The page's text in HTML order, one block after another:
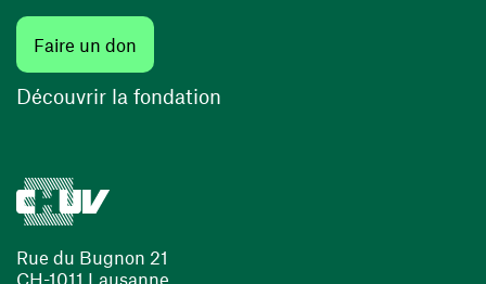
Rue du Bugnon 21
CH-1011 Lausanne
Faire un don
Découvrir la fondation